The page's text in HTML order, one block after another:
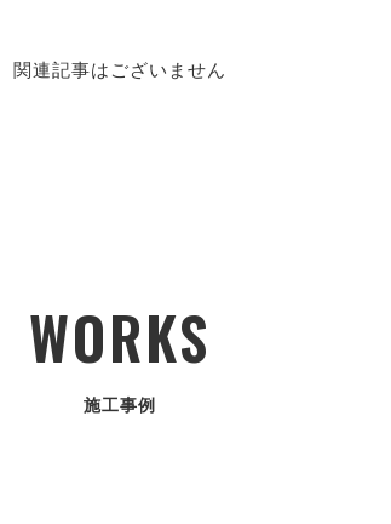
関連記事はございません
WORKS
施工事例